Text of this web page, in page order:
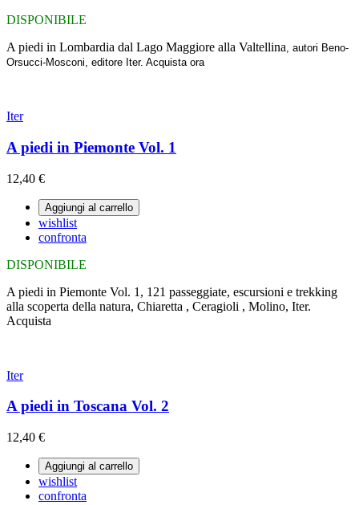
DISPONIBILE
A piedi in Lombardia dal Lago Maggiore alla Valtellina, autori Beno-
Orsucci-Mosconi, editore Iter. Acquista ora
Iter
A piedi in Piemonte Vol. 1
12,40 €
Aggiungi al carrello
wishlist
confronta
DISPONIBILE
A piedi in Piemonte Vol. 1, 121 passeggiate, escursioni e trekking
alla scoperta della natura, Chiaretta , Ceragioli , Molino, Iter.
Acquista
Iter
A piedi in Toscana Vol. 2
12,40 €
Aggiungi al carrello
wishlist
confronta